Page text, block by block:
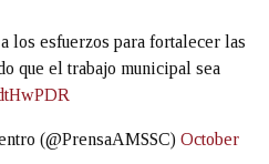
los esfuerzos para fortalecer las
que el trabajo municipal sea
(@PrensaAMSSC) October